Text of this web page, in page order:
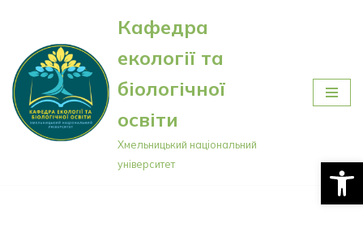
Перейти
до
вмісту
Кафедра
екології та
біологічної
освіти
Хмельницький національний
університет